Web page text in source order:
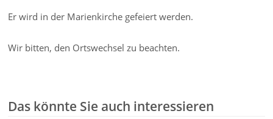
Er wird in der Marienkirche gefeiert werden.
Wir bitten, den Ortswechsel zu beachten.
Das könnte Sie auch interessieren